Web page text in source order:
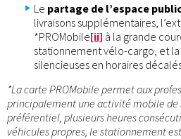
Le partage de l’espace
livraisons supplémentaires,
*PROMobile[ii] à la grande
stationnement vélo-cargo, et
silencieuses en horaires
*La carte PROMobile permet aux
principalement une activité mobile
préférentiel, plusieurs heures
véhicules propres, le stationnement